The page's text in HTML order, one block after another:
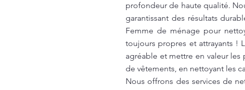
profondeur de haute qualité.
garantissant des résultats
Femme de ménage pour
toujours propres et attrayants !
agréable et mettre en valeur
de vêtements, en nettoyant les
Nous offrons des services de